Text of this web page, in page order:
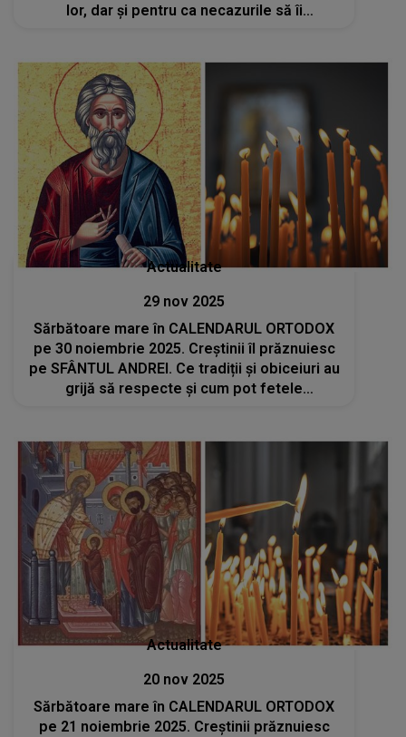
lor, dar și pentru ca necazurile să îi
Actualitate
29 nov 2025
Sărbătoare mare în CALENDARUL ORTODOX
pe 30 noiembrie 2025. Creștinii îl prăznuiesc
pe SFÂNTUL ANDREI. Ce tradiții și obiceiuri au
grijă să respecte și cum pot fetele
Actualitate
20 nov 2025
Sărbătoare mare în CALENDARUL ORTODOX
pe 21 noiembrie 2025. Creștinii prăznuiesc